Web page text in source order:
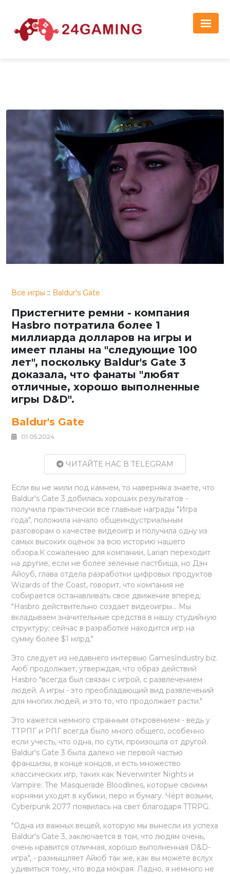
Все игры :: Baldur's Gate
Пристегните ремни - компания
Hasbro потратила более 1
миллиарда долларов на игры и
имеет планы на "следующие 100
лет", поскольку Baldur's Gate 3
доказала, что фанаты "любят
отличные, хорошо выполненные
игры D&D".
Baldur's Gate
01.05.2024
ЧИТАЙТЕ НАС В TELEGRAM
Если вы не жили под камнем, то наверняка знаете, что
Baldur's Gate 3 добилась хороших результатов -
получила практически все главные награды "Игра
года", положила начало общеиндустриальным
разговорам о качестве видеоигр и получила одну из
самых высоких оценок за всю историю нашего
обзора.К сожалению для компании, Larian переходит
на другие, если не более зеленые пастбища, но Дэн
Айоуб, глава отдела разработки цифровых продуктов
Wizards of the Coast, говорит, что компания не
собирается останавливать свое движение вперед:
"Hasbro действительно создает видеоигры... Мы
вкладываем значительные средства в нашу студийную
структуру; сейчас в разработке находится игр на
сумму более $1 млрд."
Это следует из недавнего интервью GamesIndustry.biz.
Аюб продолжает, утверждая, что образ действий
Hasbro "всегда был связан с игрой, с развлечением
людей. А игры - это преобладающий вид развлечений
для многих людей, и это то, что продолжает расти."
Это кажется немного странным откровением - ведь у
ТТРПГ и РПГ всегда было много общего, особенно
если учесть, что одна, по сути, произошла от другой.
Baldur's Gate 3 была далеко не первой частью
франшизы, в конце концов, и есть множество
классических игр, таких как Neverwinter Nights и
Vampire: The Masquerade Bloodlines, которые своими
корнями уходят в кубики, перо и бумагу. Чёрт возьми,
Cyberpunk 2077 появилась на свет благодаря TTRPG.
"Одна из важных вещей, которую мы вынесли из успеха
Baldur's Gate 3, заключается в том, что людям очень,
очень нравится отличная, хорошо выполненная D&D-
игра", - размышляет Айюб так же, как вы можете вслух
удивиться тому, что вода мокрая. Ладно, я немного не